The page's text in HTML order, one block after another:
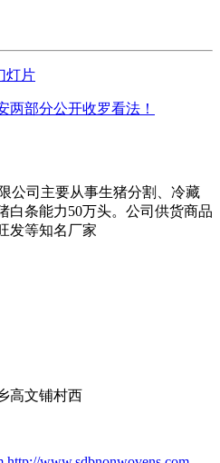
灯片
两部分公开收罗看法！
公司主要从事生猪分割、冷藏
白条能力50万头。公司供货商品
发等知名厂家
高文铺村西